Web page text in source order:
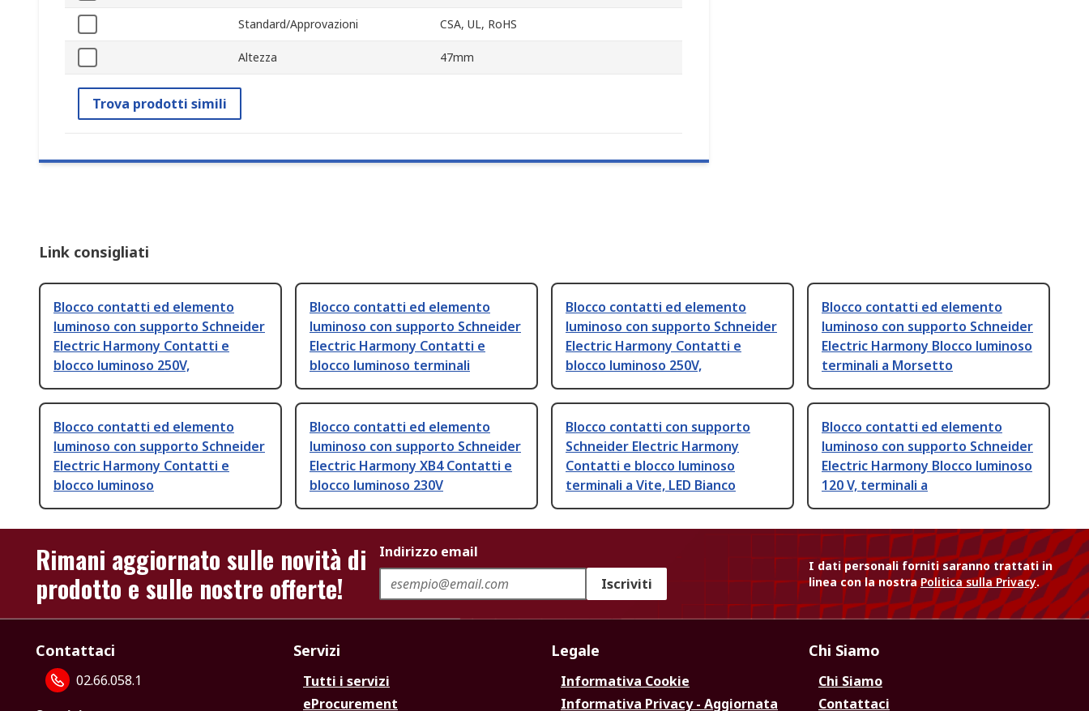
Standard/Approvazioni CSA, UL, RoHS
Altezza 47mm
Trova prodotti simili
Link consigliati
Blocco contatti ed elemento
luminoso con supporto Schneider
Electric Harmony Contatti e
blocco luminoso 250V,
Blocco contatti ed elemento
luminoso con supporto Schneider
Electric Harmony Contatti e
blocco luminoso terminali
Blocco contatti ed elemento
luminoso con supporto Schneider
Electric Harmony Contatti e
blocco luminoso 250V,
Blocco contatti ed elemento
luminoso con supporto Schneider
Electric Harmony Blocco luminoso
terminali a Morsetto
Blocco contatti ed elemento
luminoso con supporto Schneider
Electric Harmony Contatti e
blocco luminoso
Blocco contatti ed elemento
luminoso con supporto Schneider
Electric Harmony XB4 Contatti e
blocco luminoso 230V
Blocco contatti con supporto
Schneider Electric Harmony
Contatti e blocco luminoso
terminali a Vite, LED Bianco
Blocco contatti ed elemento
luminoso con supporto Schneider
Electric Harmony Blocco luminoso
120 V, terminali a
Rimani aggiornato sulle novità di
prodotto e sulle nostre offerte!
Indirizzo email
Iscriviti
I dati personali forniti saranno trattati in
linea con la nostraPolitica sulla Privacy.
Contattaci
02.66.058.1
Servizi
Tutti i servizi
eProcurement
Legale
Informativa Cookie
Informativa Privacy - Aggiornata
Chi Siamo
Chi Siamo
Contattaci